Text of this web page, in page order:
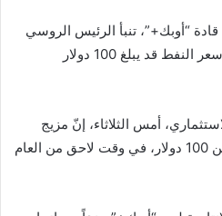
“أوبك+”، تنبأ الرئيس الروسي
فلاديمير بوتين، في أكتوبر، بأنّ سعر النفط قد يبلغ 100 دولار
أمس الثلاثاء، إنّ مزيج
برنت في وضع يؤهله للارتفاع عن 100 دولار، في وقت لاحق من العام